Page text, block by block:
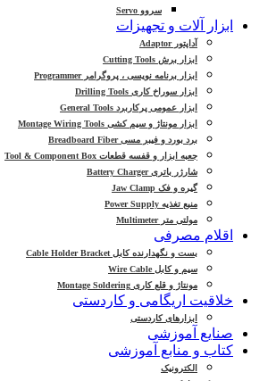
سروو Servo
ابزار آلات و تجهیزات
آداپتور Adaptor
ابزار برش Cutting Tools
ابزار برنامه نویسی ، پروگرامر Programmer
ابزار سوراخ کاری Drilling Tools
ابزار عمومی پرکاربرد General Tools
ابزار مونتاژ و سیم کشی Montage Wiring Tools
برد بورد و فیبر مسی Breadboard Fiber
جعبه ابزار و قفسه قطعات Tool & Component Box
شارژر باتری Battery Charger
گیره و فک Jaw Clamp
منبع تغذیه Power Supply
مولتی متر Multimeter
اقلام مصرفی
بست و نگهدارنده کابل Cable Holder Bracket
سیم و کابل Wire Cable
مونتاژ و قلع کاری Montage Soldering
خلاقیت اریگامی و کاردستی
ابزارهای کاردستی
صنایع آموزشی
کتاب و منابع آموزشی
الکترونیک